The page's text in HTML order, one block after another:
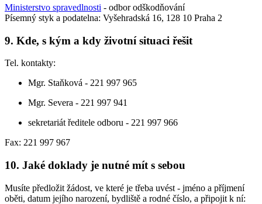
Ministerstvo spravedlnosti - odbor odškodňování
Písemný styk a podatelna: Vyšehradská 16, 128 10 Praha 2
9. Kde, s kým a kdy životní situaci řešit
Tel. kontakty:
Mgr. Staňková - 221 997 965
Mgr. Severa - 221 997 941
sekretariát ředitele odboru - 221 997 966
Fax: 221 997 967
10. Jaké doklady je nutné mít s sebou
Musíte předložit žádost, ve které je třeba uvést - jméno a příjmení
oběti, datum jejího narození, bydliště a rodné číslo, a připojit k ní: